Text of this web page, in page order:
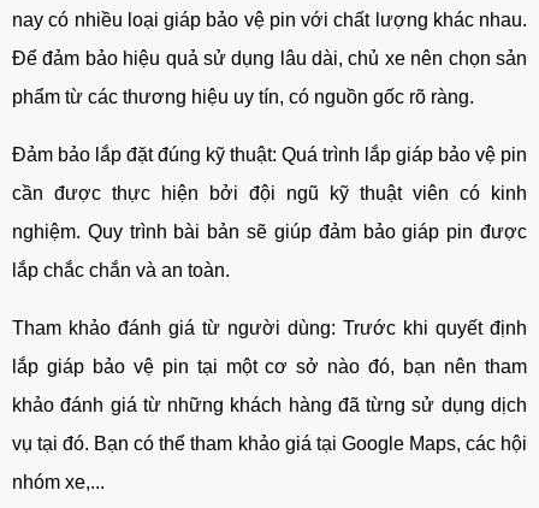
nay có nhiều loại giáp bảo vệ pin với chất lượng khác nhau.
Để đảm bảo hiệu quả sử dụng lâu dài, chủ xe nên chọn sản
phẩm từ các thương hiệu uy tín, có nguồn gốc rõ ràng.
Đảm bảo lắp đặt đúng kỹ thuật: Quá trình lắp giáp bảo vệ pin
cần được thực hiện bởi đội ngũ kỹ thuật viên có kinh
nghiệm. Quy trình bài bản sẽ giúp đảm bảo giáp pin được
lắp chắc chắn và an toàn.
Tham khảo đánh giá từ người dùng: Trước khi quyết định
lắp giáp bảo vệ pin tại một cơ sở nào đó, bạn nên tham
khảo đánh giá từ những khách hàng đã từng sử dụng dịch
vụ tại đó. Bạn có thể tham khảo giá tại Google Maps, các hội
nhóm xe,...